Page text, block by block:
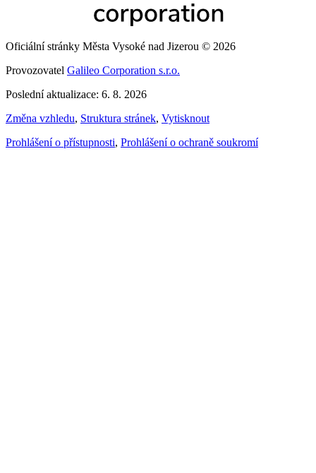
Oficiální stránky Města Vysoké nad Jizerou © 2026
Provozovatel Galileo Corporation s.r.o.
Poslední aktualizace: 6. 8. 2026
Změna vzhledu, Struktura stránek, Vytisknout
Prohlášení o přístupnosti, Prohlášení o ochraně soukromí